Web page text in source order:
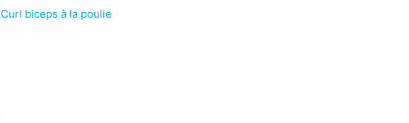
biceps à la poulie